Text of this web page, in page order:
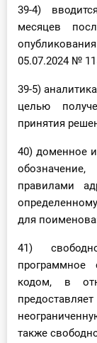
39-4)
месяцев
05.07.2024 №
39-5)
целью
принятия
40) доменное
правилами
для
41)
кодом, в
также